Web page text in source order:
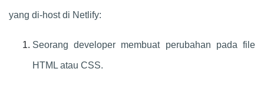
yang di-host di Netlify:
Seorang developer membuat perubahan pada file
HTML atau CSS.